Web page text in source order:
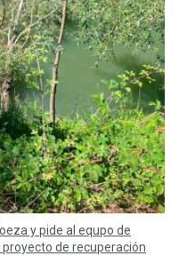
y pide al equpo de
de recuperación